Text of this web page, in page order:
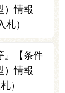
）情報
）
』【条件
）情報
）